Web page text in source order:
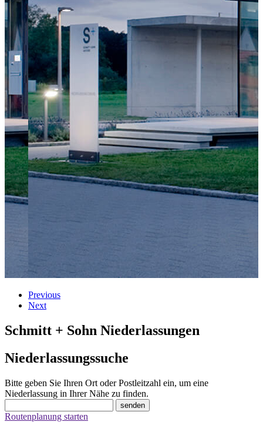
Previous
Next
Schmitt + Sohn Niederlassungen
Niederlassungssuche
Bitte geben Sie Ihren Ort oder Postleitzahl ein, um eine
Niederlassung in Ihrer Nähe zu finden.
Routenplanung starten